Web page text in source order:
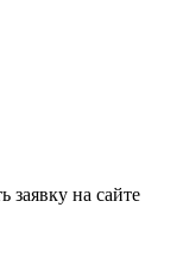
заявку на сайте